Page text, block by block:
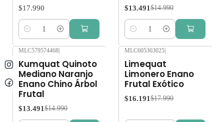
$17.990
Cantidad
$13.491 $14.990
Cantidad
MLC579574468|
Kumquat Quinoto
Mediano Naranjo
Enano Chino Árbol
Frutal
$13.491 $14.990
MLC605363025|
Limequat
Limonero Enano
Frutal Exótico
$16.191 $17.990